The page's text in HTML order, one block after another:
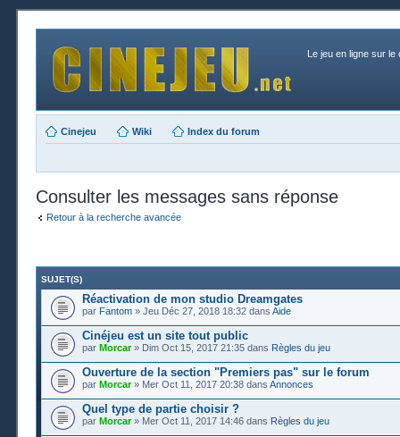
Le jeu en ligne sur le
Cinejeu Wiki Index du forum
Consulter les messages sans réponse
Retour à la recherche avancée
SUJET(S)
Réactivation de mon studio Dreamgates
par Fantom » Jeu Déc 27, 2018 18:32 dans Aide
Cinéjeu est un site tout public
par Morcar» Dim Oct 15, 2017 21:35 dans Règles du jeu
Ouverture de la section "Premiers pas" sur le forum
par Morcar» Mer Oct 11, 2017 20:38 dans Annonces
Quel type de partie choisir ?
par Morcar» Mer Oct 11, 2017 14:46 dans Règles du jeu